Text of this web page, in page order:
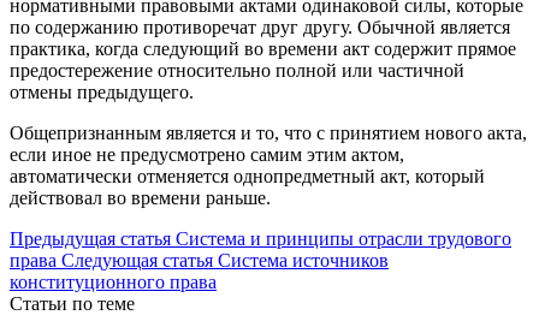
нормативными правовыми актами одинаковой силы, которые
по содержанию противоречат друг другу. Обычной является
практика, когда следующий во времени акт содержит прямое
предостережение относительно полной или частичной
отмены предыдущего.
Общепризнанным является и то, что с принятием нового акта,
если иное не предусмотрено самим этим актом,
автоматически отменяется однопредметный акт, который
действовал во времени раньше.
Предыдущая статья Система и принципы отрасли трудового
права Следующая статья Система источников
конституционного права
Статьи по теме